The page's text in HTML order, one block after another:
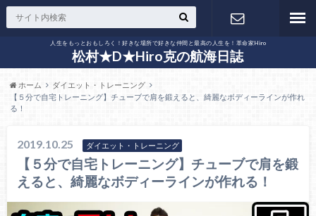
人生をもっとおもしろく！好きな場所で好きな仲間と最高の人生を！革命家Hiro
松村★D★Hiro克の航海日誌
お問い合わ
ホーム
ダイエット・トレーニング
【５分で自宅トレーニング】チューブで肩を鍛えると、綺麗なボディーラインが作れ
る！
2019.10.25 ダイエット・トレーニング
【５分で自宅トレーニング】チューブで肩を鍛
えると、綺麗なボディーラインが作れる！